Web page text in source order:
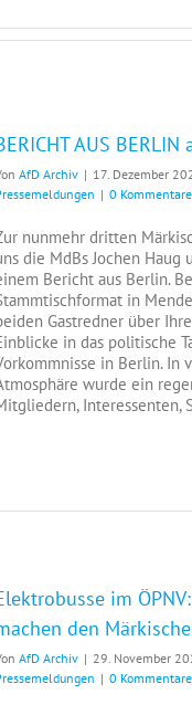
AUS
AfD Archiv | 17. Dezember
| 0 Kommentare
nunmehr dritten
die MdBs Jochen Haug
Bericht aus Berlin.
in
Gastredner über
in das politische
in Berlin. In
wurde ein
Interessenten,
im
den
AfD Archiv | 29. November
| 0 Kommentare